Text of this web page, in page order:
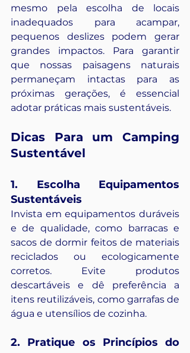
mesmo pela escolha de locais
inadequados para acampar,
pequenos deslizes podem gerar
grandes impactos. Para garantir
que nossas paisagens naturais
permaneçam intactas para as
próximas gerações, é essencial
adotar práticas mais sustentáveis.
Dicas Para um Camping
Sustentável
1. Escolha Equipamentos
Sustentáveis
Invista em equipamentos duráveis
e de qualidade, como barracas e
sacos de dormir feitos de materiais
reciclados ou ecologicamente
corretos. Evite produtos
descartáveis e dê preferência a
itens reutilizáveis, como garrafas de
água e utensílios de cozinha.